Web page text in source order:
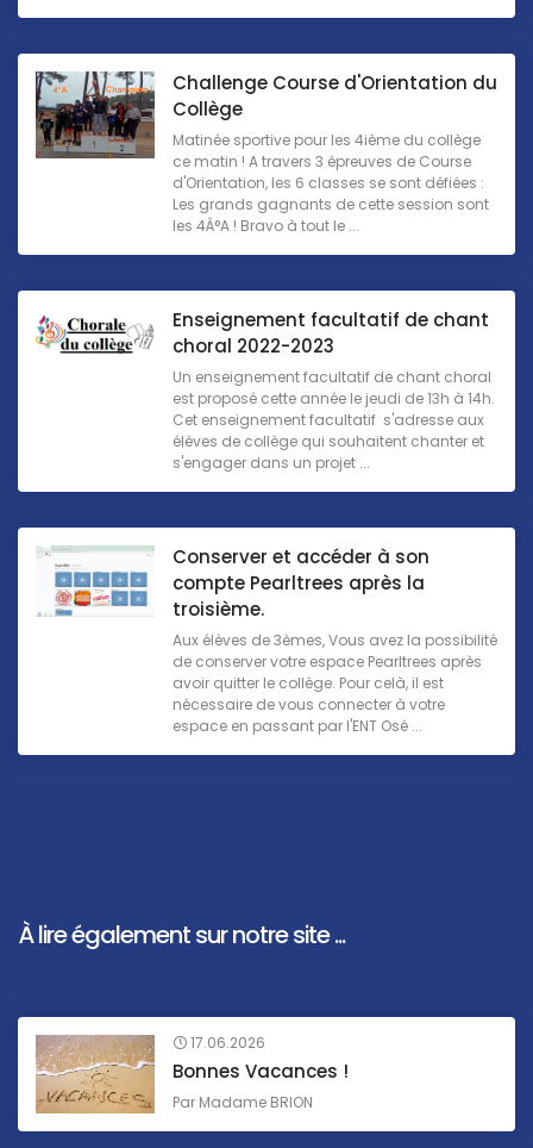
Challenge Course d'Orientation du
Collège
Matinée sportive pour les 4ième du collège
ce matin ! A travers 3 épreuves de Course
d'Orientation, les 6 classes se sont défiées :
Les grands gagnants de cette session sont
les 4Â°A ! Bravo à tout le ...
Enseignement facultatif de chant
choral 2022-2023
Un enseignement facultatif de chant choral
est proposé cette année le jeudi de 13h à 14h.
Cet enseignement facultatif s'adresse aux
élèves de collège qui souhaitent chanter et
s'engager dans un projet ...
Conserver et accéder à son
compte Pearltrees après la
troisième.
Aux élèves de 3èmes, Vous avez la possibilité
de conserver votre espace Pearltrees après
avoir quitter le collège. Pour celà, il est
nécessaire de vous connecter à votre
espace en passant par l'ENT Osé ...
À lire également sur notre site ...
17.06.2026
Bonnes Vacances !
Par Madame BRION